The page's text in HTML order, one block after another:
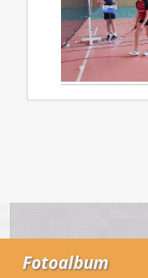
Fotoalbum